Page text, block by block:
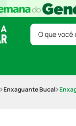
O que você
Enxaguante Bucal